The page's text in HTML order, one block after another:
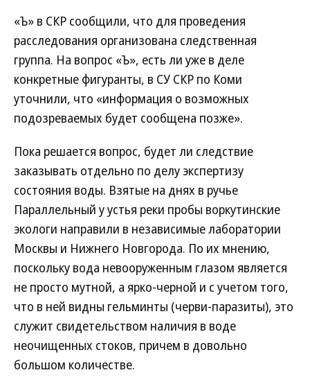
«Ъ» в СКР сообщили, что для проведения
расследования организована следственная
группа. На вопрос «Ъ», есть ли уже в деле
конкретные фигуранты, в СУ СКР по Коми
уточнили, что «информация о возможных
подозреваемых будет сообщена позже».
Пока решается вопрос, будет ли следствие
заказывать отдельно по делу экспертизу
состояния воды. Взятые на днях в ручье
Параллельный у устья реки пробы воркутинские
экологи направили в независимые лаборатории
Москвы и Нижнего Новгорода. По их мнению,
поскольку вода невооруженным глазом является
не просто мутной, а ярко-черной и с учетом того,
что в ней видны гельминты (черви-паразиты), это
служит свидетельством наличия в воде
неочищенных стоков, причем в довольно
большом количестве.